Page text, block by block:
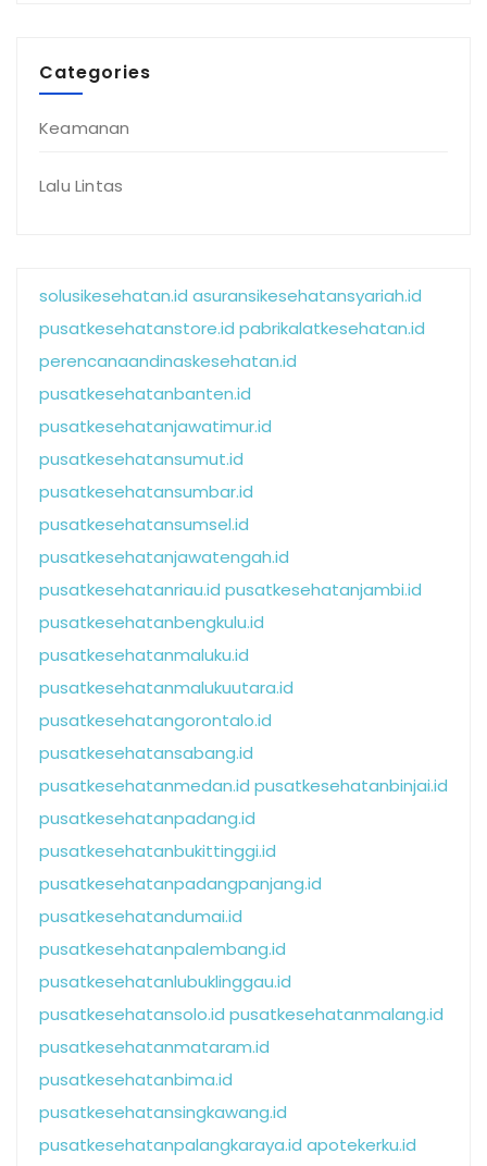
Categories
Keamanan
Lalu Lintas
solusikesehatan.id asuransikesehatansyariah.id
pusatkesehatanstore.id pabrikalatkesehatan.id
perencanaandinaskesehatan.id
pusatkesehatanbanten.id
pusatkesehatanjawatimur.id
pusatkesehatansumut.id
pusatkesehatansumbar.id
pusatkesehatansumsel.id
pusatkesehatanjawatengah.id
pusatkesehatanriau.id pusatkesehatanjambi.id
pusatkesehatanbengkulu.id
pusatkesehatanmaluku.id
pusatkesehatanmalukuutara.id
pusatkesehatangorontalo.id
pusatkesehatansabang.id
pusatkesehatanmedan.id pusatkesehatanbinjai.id
pusatkesehatanpadang.id
pusatkesehatanbukittinggi.id
pusatkesehatanpadangpanjang.id
pusatkesehatandumai.id
pusatkesehatanpalembang.id
pusatkesehatanlubuklinggau.id
pusatkesehatansolo.id pusatkesehatanmalang.id
pusatkesehatanmataram.id
pusatkesehatanbima.id
pusatkesehatansingkawang.id
pusatkesehatanpalangkaraya.id apotekerku.id